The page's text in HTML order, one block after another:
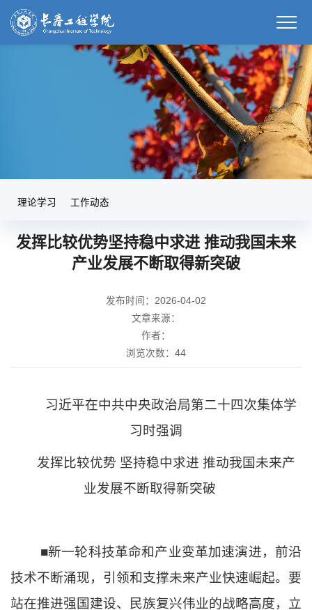
理论学习 工作动态
发挥比较优势坚持稳中求进 推动我国未来
产业发展不断取得新突破
发布时间：2026-04-02
文章来源：
作者：
浏览次数： 44
习近平在中共中央政治局第二十四次集体学
习时强调
发挥比较优势 坚持稳中求进 推动我国未来产
业发展不断取得新突破
■新一轮科技革命和产业变革加速演进，前沿
技术不断涌现，引领和支撑未来产业快速崛起。要
站在推进强国建设、民族复兴伟业的战略高度，立